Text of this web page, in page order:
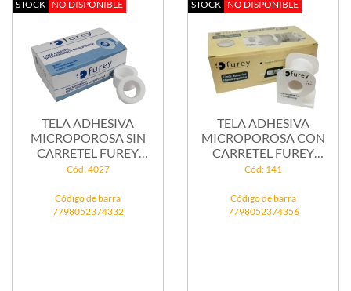
STOCK NO DISPONIBLE
TELA ADHESIVA
MICROPOROSA SIN
CARRETEL FUREY
(MOD...
Cód: 4027
Código de barra
7798052374332
STOCK NO DISPONIBLE
TELA ADHESIVA
MICROPOROSA CON
CARRETEL FUREY
(MOD...
Cód: 141
Código de barra
7798052374356